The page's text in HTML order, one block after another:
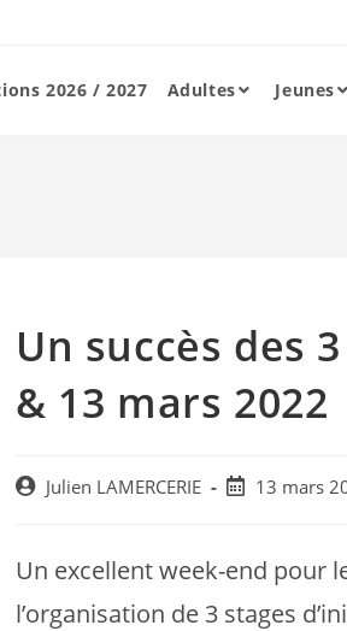
2026 / 2027 Adultes Jeunes
Un succès des
& 13 mars 2022
PostJulien LAMERCERIE
Post13 mars
Un excellent week-end pour
l’organisation de 3 stages